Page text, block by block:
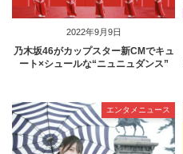
2022年9月9日
乃木坂46がカップスター新CMでキュ
ート×シュールな“ニュニュダンス”
エンタメニュース